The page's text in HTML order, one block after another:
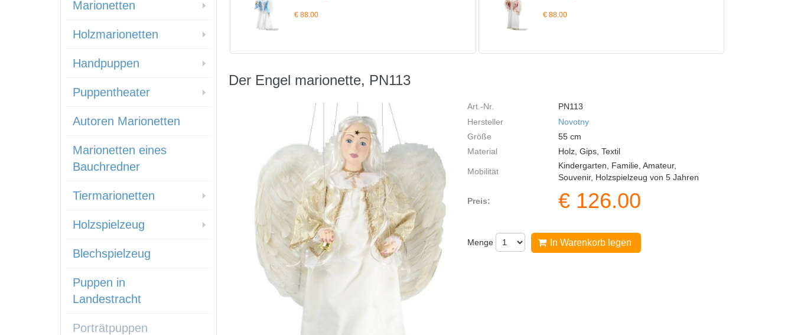
€ 88.00 € 88.00
Der Engel marionette, PN113
Art.-Nr.
PN113
Hersteller
Novotny
Größe
55 cm
Material
Holz, Gips, Textil
Mobilität
Kindergarten, Familie, Amateur,
Souvenir, Holzspielzeug von 5 Jahren
Preis: € 126.00
Menge In Warenkorb legen
Marionetten
Holzmarionetten
Handpuppen
Puppentheater
Autoren Marionetten
Marionetten eines
Bauchredner
Tiermarionetten
Holzspielzeug
Blechspielzeug
Puppen in
Landestracht
Porträtpuppen